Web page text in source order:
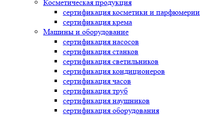
Косметическая продукция
сертификация косметики и парфюмерии
сертификация крема
Машины и оборудование
сертификация насосов
сертификация станков
сертификация светильников
сертификация кондиционеров
сертификация часов
сертификация труб
сертификация наушников
сертификация оборудования